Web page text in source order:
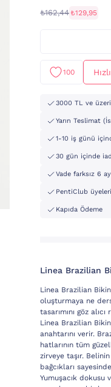
₺162,44 ₺129,95
100
3000 TL ve
Yarın Teslimat
1-10 iş günü
30 gün içinde
Vade farksız 6
PentiClub
Kapıda Ödeme
Linea Brazilian
Linea Brazilian
oluşturmaya ne
tasarımını göz
Linea Brazilian
anahtarını verir.
hatlarının tüm
zirveye taşır.
bağcıkları
Yumuşacık dokusu